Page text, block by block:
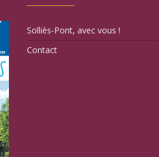
Solliès-Pont, avec vous !
Contact